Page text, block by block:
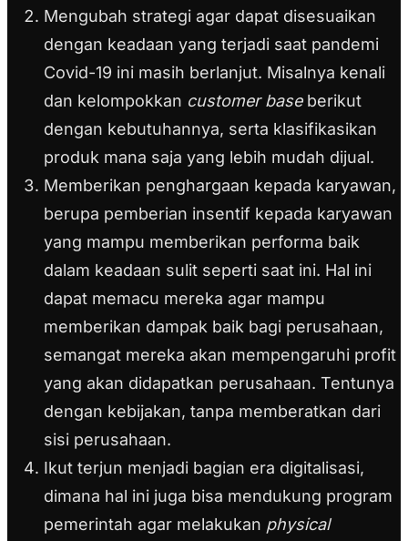
Mengubah strategi agar dapat disesuaikan
dengan keadaan yang terjadi saat pandemi
Covid-19 ini masih berlanjut. Misalnya kenali
dan kelompokkan customer baseberikut
dengan kebutuhannya, serta klasifikasikan
produk mana saja yang lebih mudah dijual.
Memberikan penghargaan kepada karyawan,
berupa pemberian insentif kepada karyawan
yang mampu memberikan performa baik
dalam keadaan sulit seperti saat ini. Hal ini
dapat memacu mereka agar mampu
memberikan dampak baik bagi perusahaan,
semangat mereka akan mempengaruhi profit
yang akan didapatkan perusahaan. Tentunya
dengan kebijakan, tanpa memberatkan dari
sisi perusahaan.
Ikut terjun menjadi bagian era digitalisasi,
dimana hal ini juga bisa mendukung program
pemerintah agar melakukan physical